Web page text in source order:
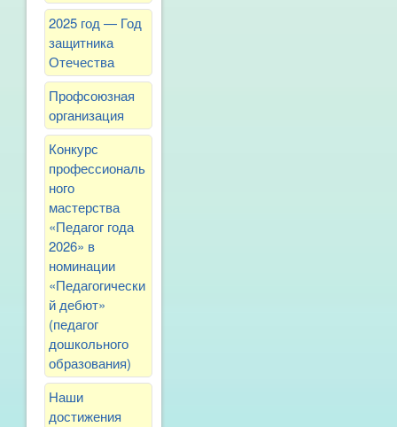
2025 год — Год
защитника
Отечества
Профсоюзная
организация
Конкурс
профессиональ
ного
мастерства
«Педагог года
2026» в
номинации
«Педагогически
й дебют»
(педагог
дошкольного
образования)
Наши
достижения